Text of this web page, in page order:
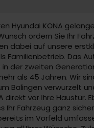
Hyundai KONA
ordern Sie Ihr
dabei auf unsere
Familienbetrieb. Das
der zweiten
als 45 Jahren. Wir
Balingen verwurzelt
direkt vor Ihre Haustür.
Ihr Fahrzeug ganz
im Vorfeld